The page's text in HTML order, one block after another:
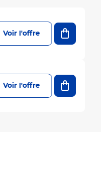
Voir l'offre
Ajouter
Voir l'offre
Ajouter